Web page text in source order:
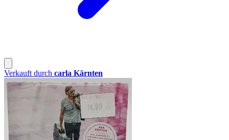
Verkauft durch carla Kärnten